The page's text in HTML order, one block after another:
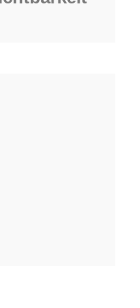
Social
hier nicht
als